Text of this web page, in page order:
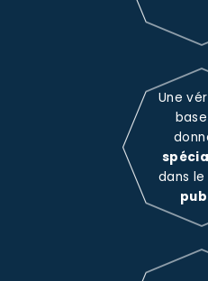
Une
dans le